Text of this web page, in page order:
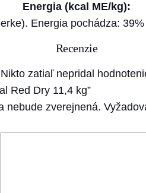
r
1
,
4
Energia (kcal ME/kg):
Energia pochádza:
Recenzie
Nikto zatiaľ nepridal
Red Dry 11,4 kg”
nebude zverejnená.